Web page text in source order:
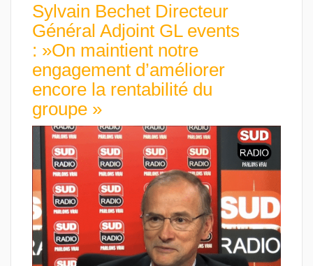
Sylvain Bechet Directeur
Général Adjoint GL events
: »On maintient notre
engagement d’améliorer
encore la rentabilité du
groupe »